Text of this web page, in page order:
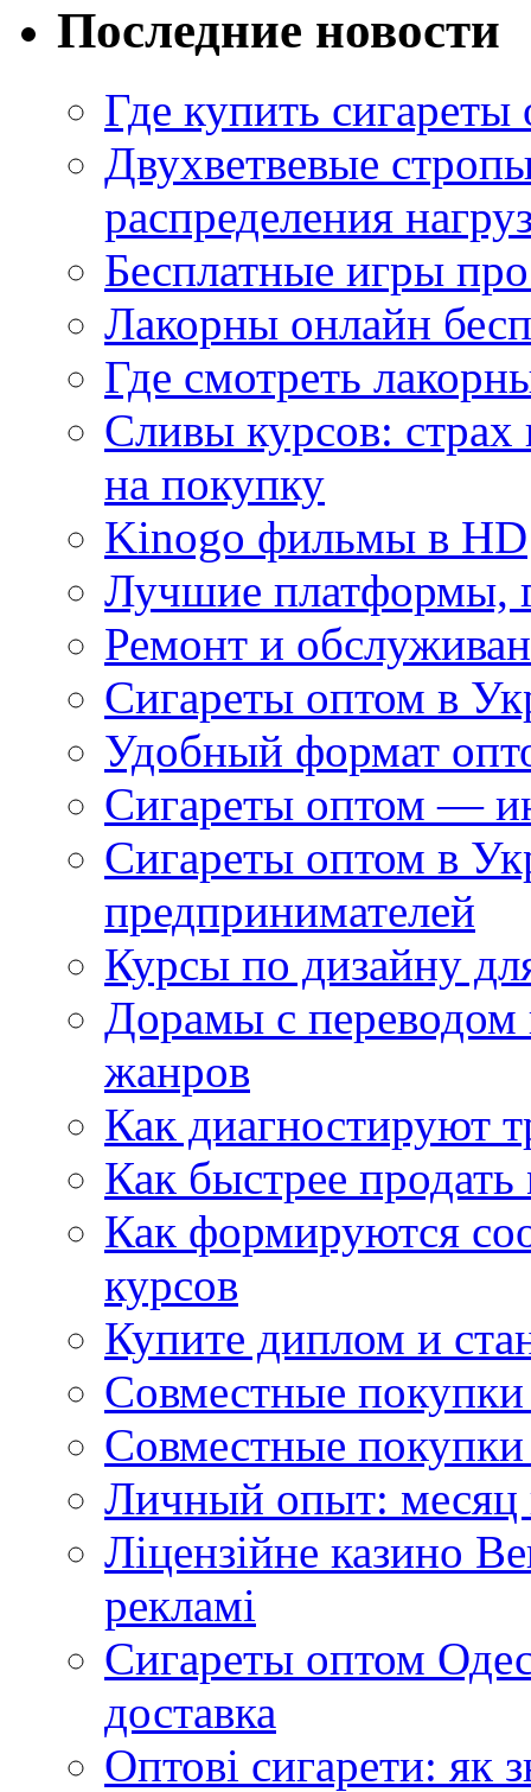
Последние новости
Где купить
Двухветвевые
распределения
Бесплатные игры
Лакорны онлайн
Где смотреть
Сливы курсов:
на покупку
Kinogo фильмы в HD
Лучшие платформы,
Ремонт и
Сигареты оптом в
Удобный формат
Сигареты оптом —
Сигареты оптом в
предпринимателей
Курсы по дизайну
Дорамы с переводом
жанров
Как диагностируют
Как быстрее
Как формируются
курсов
Купите диплом и
Совместные
Совместные покупки
Личный опыт: месяц
Ліцензійне казино
рекламі
Сигареты оптом
доставка
Оптові сигарети: як